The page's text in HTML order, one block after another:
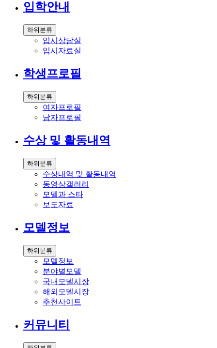
입학안내
하위분류
입시상담실
입시자료실
학생프로필
하위분류
여자프로필
남자프로필
수상 및 활동내역
하위분류
수상내역 및 활동내역
동영상갤러리
모델과 스타
보도자료
모델정보
하위분류
모델정보
분야별모델
국내모델시장
해외모델시장
추천사이트
커뮤니티